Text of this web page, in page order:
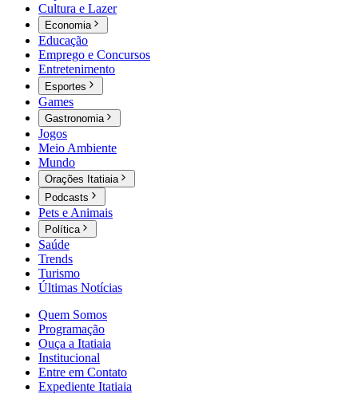
Cultura e Lazer
Economia
Educação
Emprego e Concursos
Entretenimento
Esportes
Games
Gastronomia
Jogos
Meio Ambiente
Mundo
Orações Itatiaia
Podcasts
Pets e Animais
Política
Saúde
Trends
Turismo
Últimas Notícias
Quem Somos
Programação
Ouça a Itatiaia
Institucional
Entre em Contato
Expediente Itatiaia